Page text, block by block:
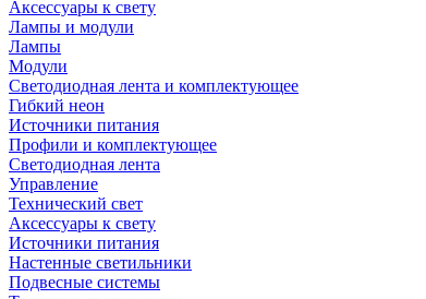
Аксессуары к свету
Лампы и модули
Лампы
Модули
Светодиодная лента и комплектующее
Гибкий неон
Источники питания
Профили и комплектующее
Светодиодная лента
Управление
Технический свет
Аксессуары к свету
Источники питания
Настенные светильники
Подвесные системы